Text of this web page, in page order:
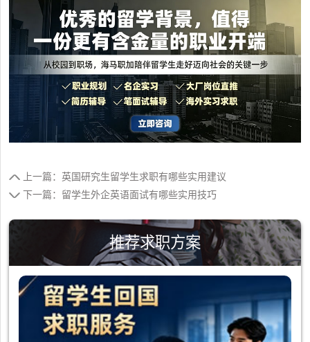
上一篇：英国研究生留学生求职有哪些实用建议
下一篇：留学生外企英语面试有哪些实用技巧
推荐求职方案